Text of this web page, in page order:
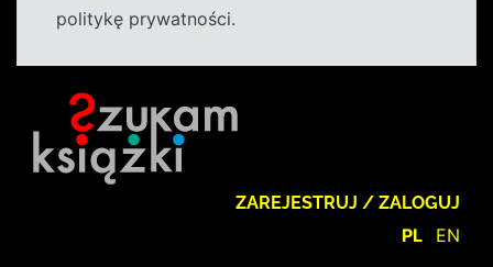
politykę prywatności.
ZAREJESTRUJ / ZALOGUJ
PL EN